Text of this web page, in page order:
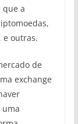
que a
e outras.
de
exchange
uma